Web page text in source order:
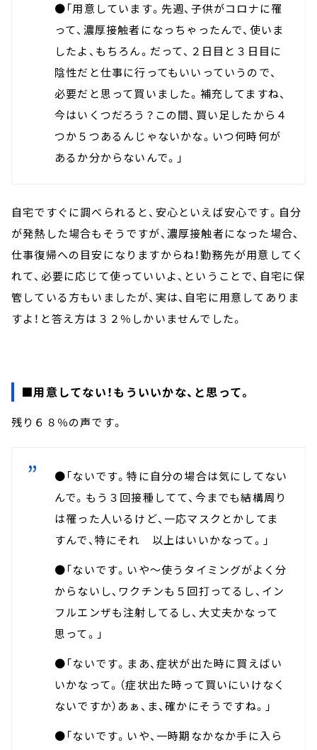
●「用意しています。先週、子供がコロナに罹
って、濃厚接触者になっちゃったんで、使いま
したよ、もちろん。だって、２日目と３日目に
陰性だと仕事に行ってもいいっていうので、
必要だと思って買いました。補充してますね、
今はいくつだろう？この間、買い足したから４
つか５つあるんじゃないかな。いつ何時何が
あるか分からないんで。」
自宅ですぐに調べられると、安心といえば安心です。自分
が発熱した場合もそうですが、濃厚接触者になった場合、
仕事復帰への目安になりますからね！勤務先が用意してく
れて、必要に応じて使っていいよ、ということで、自宅に保
管している方もいましたが、実は、自宅に用意してありま
すよ！と答え方は３２％しかいませんでした。
■用意してない！もういいかな、と思って。
残り６８％の声です。
●「ないです。特に自分の場合は気にしてない
んで。もう３回接種してて、今までも結構周り
は罹った人いるけど、一応マスクとかしてま
すんで、特にそれ 以上はいいかなって。」
●「ないです。いや～使うタイミングがよく分
からないし、ワクチンも５回打ってるし、イン
フルエンザも注射してるし、大丈夫かなって
思って。」
●「ないです。まあ、症状が出た時に買えばい
いかなって。（症状出た時って買いにいけなく
ないですか）あぁ、ま、確かにそうですね。」
●「ないです。いや、一時期なかなか手に入ら